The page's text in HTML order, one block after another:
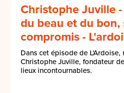
Christophe Juville
du beau et du bon,
compromis -
Dans cet épisode de L'Ardoise,
Christophe Juville, fondateur
lieux incontournables.